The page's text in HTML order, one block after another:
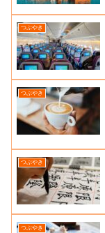
つぶやき
つぶやき
つぶやき
つぶやき